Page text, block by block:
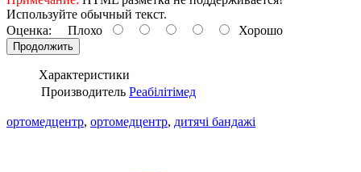
Используйте обычный текст.
Оценка: Плохо Хорошо
Продолжить
Характеристики
Производитель Реабілітімед
ортомедцентр, ортомедцентр, дитячі бандажі